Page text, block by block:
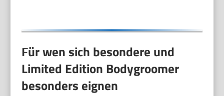
Für wen sich besondere und
Limited Edition Bodygroomer
besonders eignen